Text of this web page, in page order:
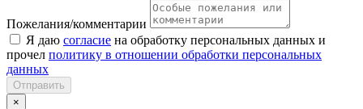
Пожелания/комментарии
Я даю согласие на обработку персональных данных и
прочел политику в отношении обработки персональных
данных
Отправить
×